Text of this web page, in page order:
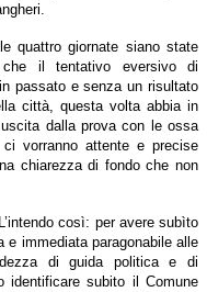
quattro giornate siano state
il tentativo eversivo di
passato e senza un risultato
città, questa volta abbia in
dalla prova con le ossa
vorranno attente e precise
chiarezza di fondo che non
così: per avere subìto
immediata paragonabile alle
di guida politica e di
identificare subito il Comune